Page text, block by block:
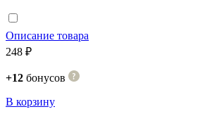
Описание товара
248 ₽
+12 бонусов
В корзину